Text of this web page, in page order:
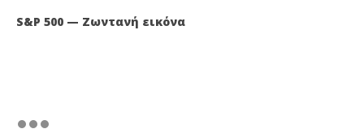
S&P 500 — Ζωντανή εικόνα